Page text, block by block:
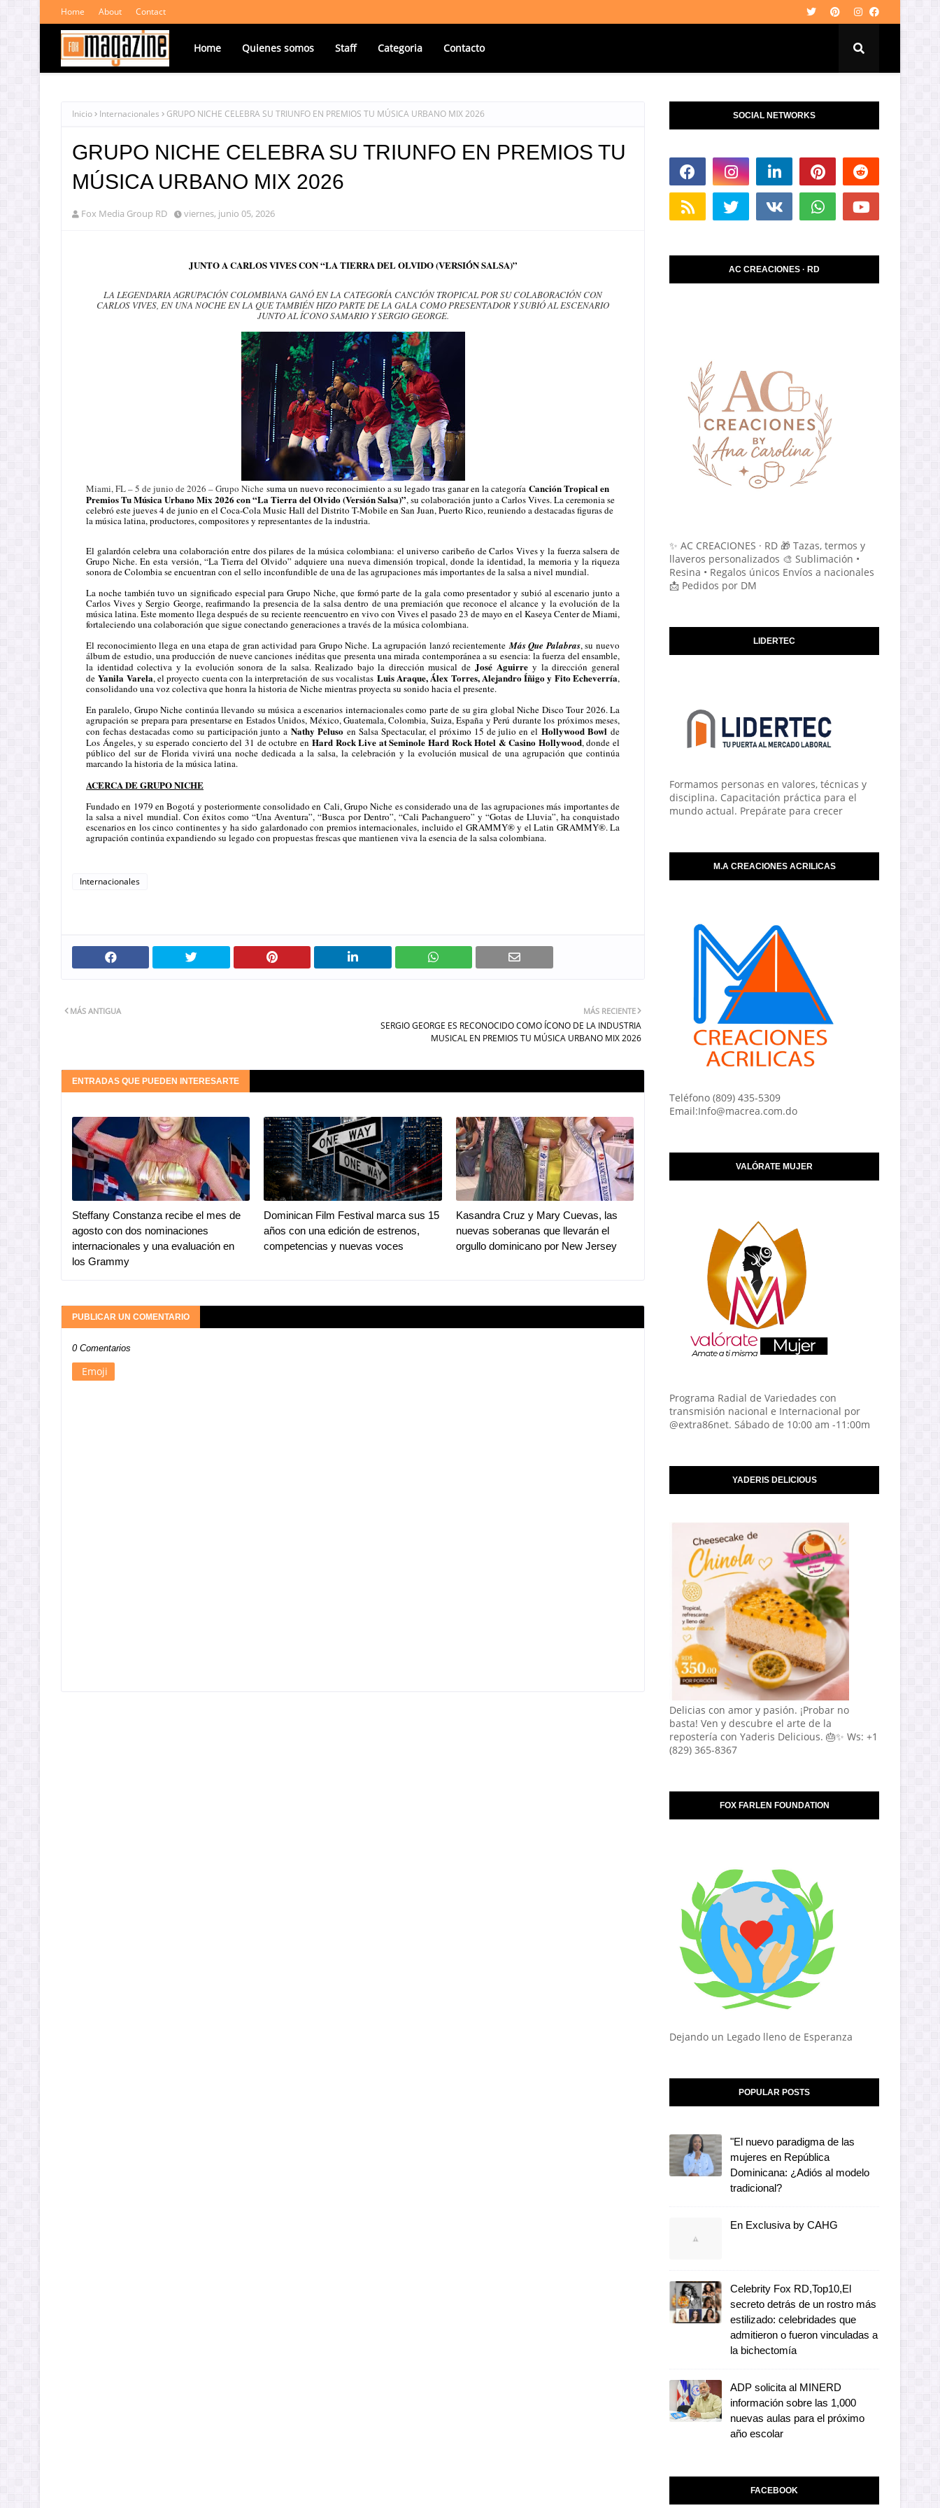
Home About Contact
Home Quienes somos Staff Categoria Contacto
Inicio Internacionales GRUPO NICHE CELEBRA SU TRIUNFO EN PREMIOS TU MÚSICA URBANO MIX 2026
GRUPO NICHE CELEBRA SU TRIUNFO EN PREMIOS TU
MÚSICA URBANO MIX 2026
Fox Media Group RD viernes, junio 05, 2026
JUNTO A CARLOS VIVES CON “LA TIERRA DEL OLVIDO (VERSIÓN SALSA)”
LA LEGENDARIA AGRUPACIÓN COLOMBIANA GANÓ EN LA CATEGORÍA CANCIÓN TROPICAL POR SU COLABORACIÓN CON
CARLOS VIVES, EN UNA NOCHE EN LA QUE TAMBIÉN HIZO PARTE DE LA GALA COMO PRESENTADOR Y SUBIÓ AL ESCENARIO
JUNTO AL ÍCONO SAMARIO Y SERGIO GEORGE.
Miami, FL – 5 de junio de 2026 – Grupo Niche suma un nuevo reconocimiento a su legado tras ganar en la categoría Canción Tropical en
Premios Tu Música Urbano Mix 2026 con “La Tierra del Olvido (Versión Salsa)”, su colaboración junto a Carlos Vives. La ceremonia se
celebró este jueves 4 de junio en el Coca-Cola Music Hall del Distrito T-Mobile en San Juan, Puerto Rico, reuniendo a destacadas figuras de
la música latina, productores, compositores y representantes de la industria.
El galardón celebra una colaboración entre dos pilares de la música colombiana: el universo caribeño de Carlos Vives y la fuerza salsera de
Grupo Niche. En esta versión, “La Tierra del Olvido” adquiere una nueva dimensión tropical, donde la identidad, la memoria y la riqueza
sonora de Colombia se encuentran con el sello inconfundible de una de las agrupaciones más importantes de la salsa a nivel mundial.
La noche también tuvo un significado especial para Grupo Niche, que formó parte de la gala como presentador y subió al escenario junto a
Carlos Vives y Sergio George, reafirmando la presencia de la salsa dentro de una premiación que reconoce el alcance y la evolución de la
música latina. Este momento llega después de su reciente reencuentro en vivo con Vives el pasado 23 de mayo en el Kaseya Center de Miami,
fortaleciendo una colaboración que sigue conectando generaciones a través de la música colombiana.
El reconocimiento llega en una etapa de gran actividad para Grupo Niche. La agrupación lanzó recientementeMás Que Palabras, su nuevo
álbum de estudio, una producción de nueve canciones inéditas que presenta una mirada contemporánea a su esencia: la fuerza del ensamble,
la identidad colectiva y la evolución sonora de la salsa. Realizado bajo la dirección musical deJosé Aguirrey la dirección general
deYanila Varela, el proyecto cuenta con la interpretación de sus vocalistas Luis Araque, Álex Torres, Alejandro Íñigo y Fito Echeverría,
consolidando una voz colectiva que honra la historia de Niche mientras proyecta su sonido hacia el presente.
En paralelo, Grupo Niche continúa llevando su música a escenarios internacionales como parte de su gira global Niche Disco Tour 2026. La
agrupación se prepara para presentarse en Estados Unidos, México, Guatemala, Colombia, Suiza, España y Perú durante los próximos meses,
con fechas destacadas como su participación junto aNathy Peluso en Salsa Spectacular, el próximo 15 de julio en elHollywood Bowl de
Los Ángeles, y su esperado concierto del 31 de octubre enHard Rock Live at Seminole Hard Rock Hotel & Casino Hollywood, donde el
público del sur de Florida vivirá una noche dedicada a la salsa, la celebración y la evolución musical de una agrupación que continúa
marcando la historia de la música latina.
ACERCA DE GRUPO NICHE
Fundado en 1979 en Bogotá y posteriormente consolidado en Cali, Grupo Niche es considerado una de las agrupaciones más importantes de
la salsa a nivel mundial. Con éxitos como “Una Aventura”, “Busca por Dentro”, “Cali Pachanguero” y “Gotas de Lluvia”, ha conquistado
escenarios en los cinco continentes y ha sido galardonado con premios internacionales, incluido el GRAMMY® y el Latin GRAMMY®. La
agrupación continúa expandiendo su legado con propuestas frescas que mantienen viva la esencia de la salsa colombiana.
Internacionales
MÁS RECIENTE
SERGIO GEORGE ES RECONOCIDO COMO ÍCONO DE LA INDUSTRIA
MUSICAL EN PREMIOS TU MÚSICA URBANO MIX 2026
MÁS ANTIGUA
ENTRADAS QUE PUEDEN INTERESARTE
Steffany Constanza recibe el mes de
agosto con dos nominaciones
internacionales y una evaluación en
los Grammy
Dominican Film Festival marca sus 15
años con una edición de estrenos,
competencias y nuevas voces
Kasandra Cruz y Mary Cuevas, las
nuevas soberanas que llevarán el
orgullo dominicano por New Jersey
PUBLICAR UN COMENTARIO
0 Comentarios
Emoji
SOCIAL NETWORKS
AC CREACIONES · RD
✨ AC CREACIONES · RD 🎁 Tazas, termos y
llaveros personalizados 🎨 Sublimación •
Resina • Regalos únicos Envíos a nacionales
📩 Pedidos por DM
LIDERTEC
Formamos personas en valores, técnicas y
disciplina. Capacitación práctica para el
mundo actual. Prepárate para crecer
M.A CREACIONES ACRILICAS
Teléfono (809) 435-5309
Email:Info@macrea.com.do
VALÓRATE MUJER
Programa Radial de Variedades con
transmisión nacional e Internacional por
@extra86net. Sábado de 10:00 am -11:00m
YADERIS DELICIOUS
Delicias con amor y pasión. ¡Probar no
basta! Ven y descubre el arte de la
repostería con Yaderis Delicious. 🎂✨ Ws: +1
(829) 365-8367
FOX FARLEN FOUNDATION
Dejando un Legado lleno de Esperanza
POPULAR POSTS
"El nuevo paradigma de las
mujeres en República
Dominicana: ¿Adiós al modelo
tradicional?
En Exclusiva by CAHG
Celebrity Fox RD,Top10,El
secreto detrás de un rostro más
estilizado: celebridades que
admitieron o fueron vinculadas a
la bichectomía
ADP solicita al MINERD
información sobre las 1,000
nuevas aulas para el próximo
año escolar
FACEBOOK